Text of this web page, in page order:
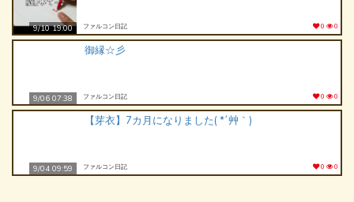
9/10 19:00 ファルコン日記 0 0
9/06 07:38
御縁☆彡
ファルコン日記 0 0
9/04 09:59
【芽衣】7カ月になりました( *´艸｀)
ファルコン日記 0 0